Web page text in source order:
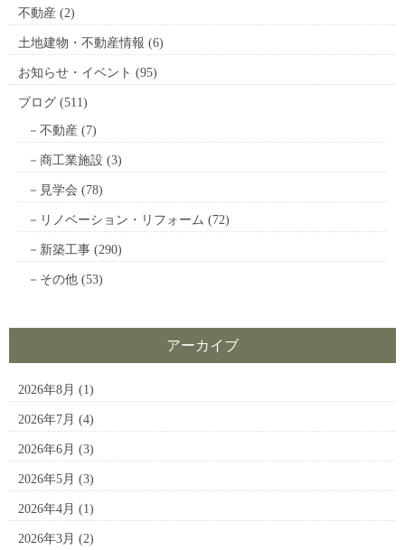
不動産 (2)
土地建物・不動産情報 (6)
お知らせ・イベント (95)
ブログ (511)
不動産 (7)
商工業施設 (3)
見学会 (78)
リノベーション・リフォーム (72)
新築工事 (290)
その他 (53)
アーカイブ
2026年8月 (1)
2026年7月 (4)
2026年6月 (3)
2026年5月 (3)
2026年4月 (1)
2026年3月 (2)